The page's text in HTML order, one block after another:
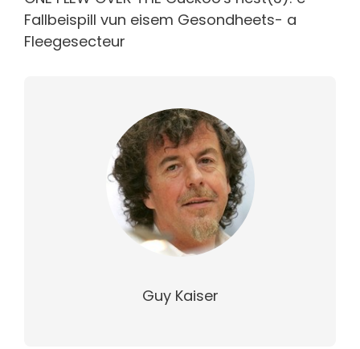
Fallbeispill vun eisem Gesondheets- a
Fleegesecteur
Guy Kaiser